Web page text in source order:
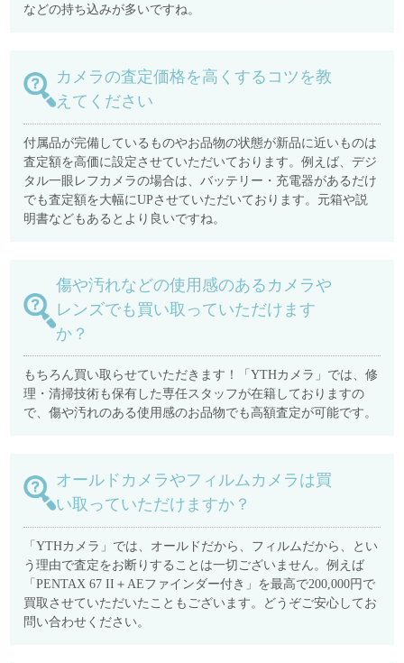
などの持ち込みが多いですね。
カメラの査定価格を高くするコツを教
えてください
付属品が完備しているものやお品物の状態が新品に近いものは
査定額を高価に設定させていただいております。例えば、デジ
タル一眼レフカメラの場合は、バッテリー・充電器があるだけ
でも査定額を大幅にUPさせていただいております。元箱や説
明書などもあるとより良いですね。
傷や汚れなどの使用感のあるカメラや
レンズでも買い取っていただけます
か？
もちろん買い取らせていただきます！「YTHカメラ」では、修
理・清掃技術も保有した専任スタッフが在籍しておりますの
で、傷や汚れのある使用感のお品物でも高額査定が可能です。
オールドカメラやフィルムカメラは買
い取っていただけますか？
「YTHカメラ」では、オールドだから、フィルムだから、とい
う理由で査定をお断りすることは一切ございません。例えば
「PENTAX 67 II＋AEファインダー付き」を最高で200,000円で
買取させていただいたこともございます。どうぞご安心してお
問い合わせください。